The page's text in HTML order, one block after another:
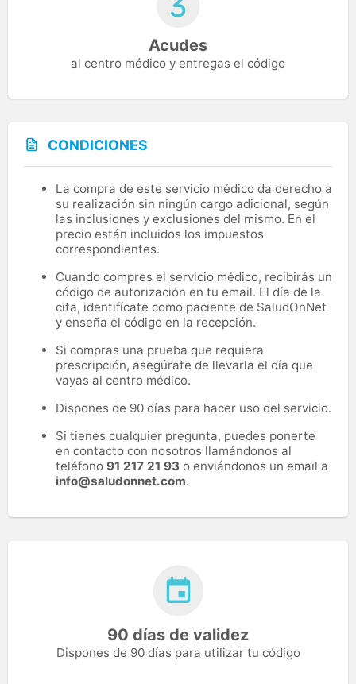
Acudes
al centro médico y entregas el código
CONDICIONES
La compra de este servicio médico da derecho a
su realización sin ningún cargo adicional, según
las inclusiones y exclusiones del mismo. En el
precio están incluidos los impuestos
correspondientes.
Cuando compres el servicio médico, recibirás un
código de autorización en tu email. El día de la
cita, identifícate como paciente de SaludOnNet
y enseña el código en la recepción.
Si compras una prueba que requiera
prescripción, asegúrate de llevarla el día que
vayas al centro médico.
Dispones de 90 días para hacer uso del servicio.
Si tienes cualquier pregunta, puedes ponerte
en contacto con nosotros llamándonos al
teléfono 91 217 21 93 o enviándonos un email a
info@saludonnet.com.
90 días de validez
Dispones de 90 días para utilizar tu código